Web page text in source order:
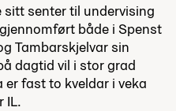
senter til undervising
både i Spenst
Tambarskjelvar sin
dagtid vil i stor grad
er fast to kveldar i veka
IL.